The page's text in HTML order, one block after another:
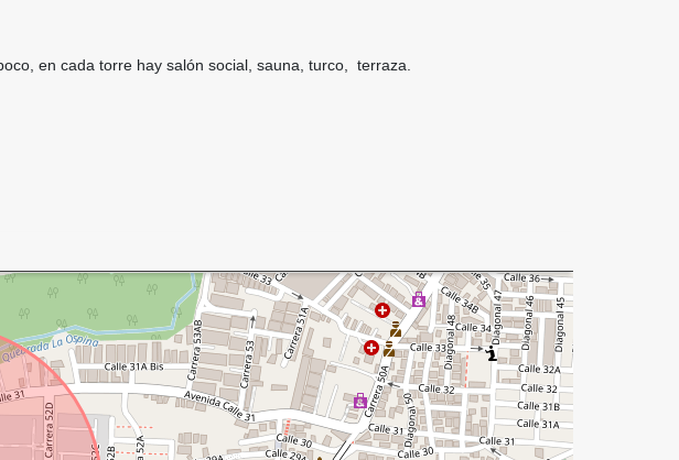
en cada torre hay salón social, sauna, turco, terraza.